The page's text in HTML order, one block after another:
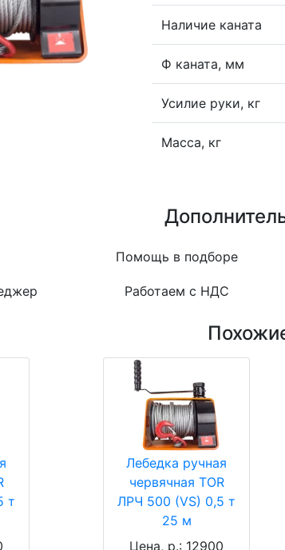
Наличие каната
Ф каната, мм
Усилие руки, кг
Масса, кг
Помощь в подборе
Работаем с НДС
т
Лебедка ручная
червячная TOR
ЛРЧ 500 (VS) 0,5 т
25 м
Цена, р.: 12900